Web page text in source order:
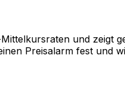
und zeigt
Preisalarm fest und